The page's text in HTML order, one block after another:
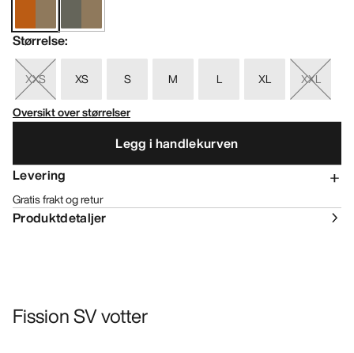
Størrelse:
XXS XS S M L XL
XXL
Oversikt over størrelser
Legg i handlekurven
Levering
Gratis frakt og retur
Produktdetaljer
Fission SV votter